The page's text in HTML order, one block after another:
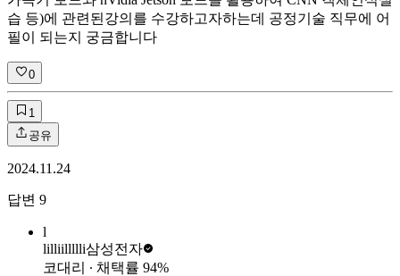
습 등)에 관련된강의를 수강하고자하는데 공정기술 직무에 어
필이 되는지 궁금합니다
0
1
공유
2024.11.24
답변 9
l
lilliillllli삼성전자
코대리 ∙ 채택률 94%